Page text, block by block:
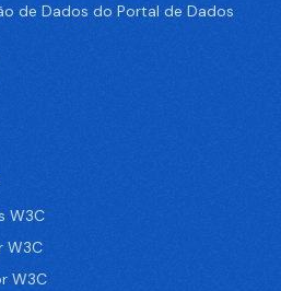
de Dados do Portal de Dados
W3C
W3C
W3C